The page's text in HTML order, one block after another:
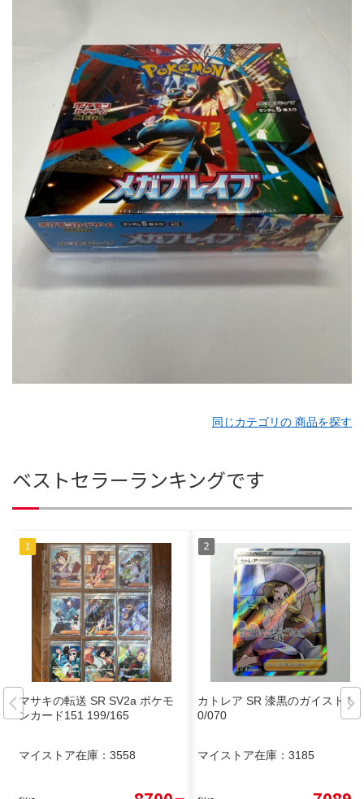
同じカテゴリの 商品を探す
ベストセラーランキングです
マサキの転送 SR SV2a ポケモ
ンカード151 199/165
マイストア在庫： 3558
カトレア SR 漆黒のガイスト 08
0/070
マイストア在庫： 3185